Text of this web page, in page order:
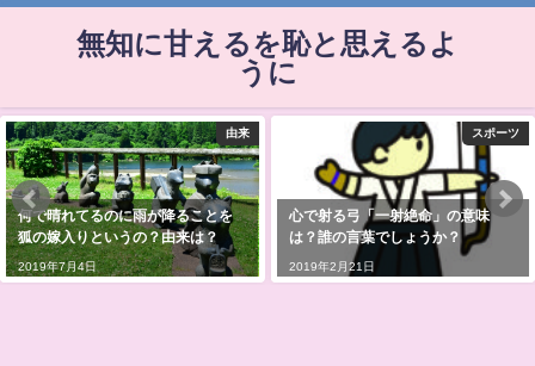
無知に甘えるを恥と思えるよ
うに
由来
何で晴れてるのに雨が降ることを
狐の嫁入りというの？由来は？
2019年7月4日
スポーツ
心で射る弓「一射絶命」の意味
は？誰の言葉でしょうか？
2019年2月21日